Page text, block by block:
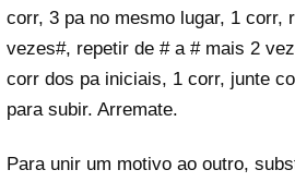
corr, 3 pa no mesmo lugar, 1 corr,
vezes#, repetir de # a # mais 2
corr dos pa iniciais, 1 corr, junte
para subir. Arremate.
Para unir um motivo ao outro,